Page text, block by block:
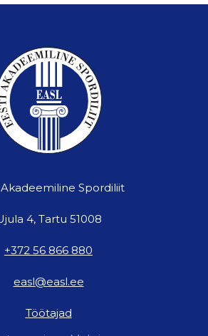
Akadeemiline Spordiliit
4, Tartu 51008
+372 56 866 880
easl@easl.ee
Töötajad